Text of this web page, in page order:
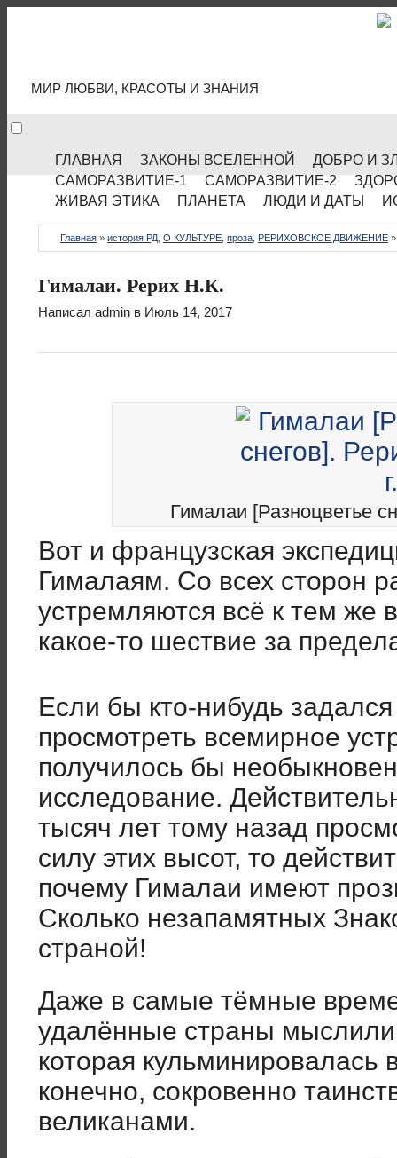
МИР ЛЮБВИ, КРАСОТЫ И ЗНАНИЯ
ГЛАВНАЯ ЗАКОНЫ ВСЕЛЕННОЙ
ДОБРО И
САМОРАЗВИТИЕ-1
САМОРАЗВИТИЕ-2
ЖИВАЯ ЭТИКА
ПЛАНЕТА ЛЮДИ И ДАТЫ
Главная » история РД О КУЛЬТУРЕ проза РЕРИХОВСКОЕ ДВИЖЕНИЕ
Гималаи. Рерих Н.К.
Написал admin в Июль 14, 2017
Гималаи [Разноцветье
Вот и французская
Гималаям. Со всех сторон
устремляются всё к тем же
какое-то шествие за
Если бы кто-нибудь
просмотреть всемирное
получилось бы
исследование.
тысяч лет тому назад
силу этих высот, то
почему Гималаи имеют
Сколько незапамятных
страной!
Даже в самые тёмные
удалённые страны
которая
конечно, сокровенно
великанами.